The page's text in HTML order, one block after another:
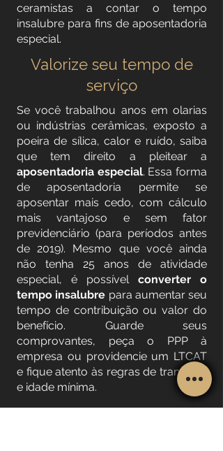
ceramistas a contar o tempo
insalubre para fins de aposentadoria
especial.
Valorize seu tempo de
serviço
Se você trabalhou anos em olarias
ou indústrias cerâmicas, exposto a
poeira de sílica, calor e ruído, saiba
que tem direito a pleitear a
aposentadoria especial. Essa forma
de aposentadoria permite se
aposentar mais cedo, com cálculo
mais vantajoso e sem fator
previdenciário (para períodos antes
de 2019). Mesmo que você ainda
não tenha 25 anos de atividade
especial, é possível converter o
tempo insalubre para aumentar seu
tempo de contribuição ou valor do
benefício. Guarde seus
comprovantes, peça o PPP à
empresa ou providencie um LTCAT
e fique atento às regras de transição
e idade mínima.